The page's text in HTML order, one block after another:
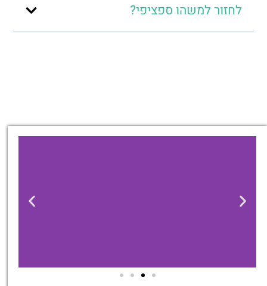
לחזור למשהו ספציפי?